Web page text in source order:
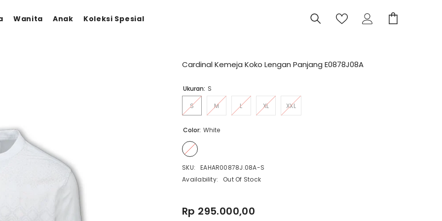
Wanita Anak Koleksi Spesial
Cardinal Kemeja Koko Lengan Panjang E0878J08A
Ukuran: S
S M L XL XXL
Color: White
SKU:
EAHAR00878J.08A-S
Availability:
Out Of Stock
Rp 295.000,00